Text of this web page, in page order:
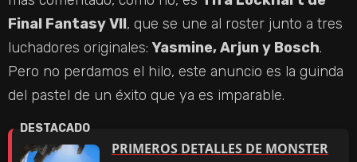
Final Fantasy VII, que se une al roster junto a tres
luchadores originales: Yasmine, Arjun y Bosch.
Pero no perdamos el hilo, este anuncio es la guinda
del pastel de un éxito que ya es imparable.
PRIMEROS DETALLES DE MONSTER